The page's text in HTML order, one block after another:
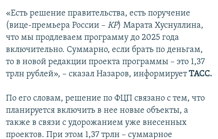
КРЫМ.НЕПОКОРЕННЫЙ
УКРАИНСКАЯ ПРОБЛЕМА КРЫМА
Все сайты RFE/RL
«Есть решение правительства, есть поручение
(вице-премьера России – КР) Марата Хуснуллина,
что мы продлеваем программу до 2025 года
включительно. Суммарно, если брать по деньгам,
то в новой редакции проекта программы – это 1,37
трлн рублей», – сказал Назаров, информируетТАСС.
По его словам, решение по ФЦП связано с тем, что
планируется включить в нее новые объекты, а
также в связи с удорожанием уже внесенных
проектов. При этом 1,37 трлн – суммарное